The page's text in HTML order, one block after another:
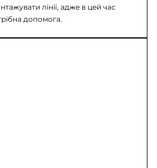
лінії, адже в цей час
допомога.